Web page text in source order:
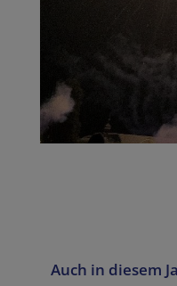
Auch in diesem